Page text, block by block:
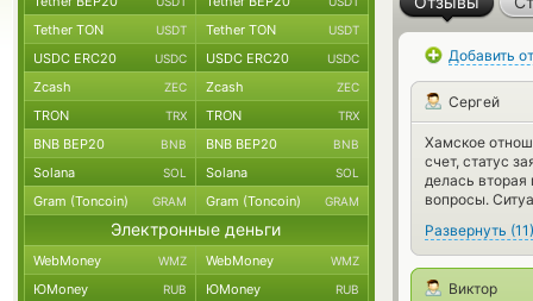
Добавить
Сергей
Хамское
счет, статус
делась вторая
вопросы.
Развернуть (11)
Виктор
Tether TON USDT Tether TON USDT
USDC ERC20 USDC USDC ERC20 USDC
Zcash ZEC Zcash ZEC
TRON TRX TRON TRX
BNB BEP20 BNB BNB BEP20 BNB
Solana SOL Solana SOL
Gram (Toncoin) GRAM Gram (Toncoin) GRAM
Электронные деньги
WebMoney WMZ WebMoney WMZ
ЮMoney RUB ЮMoney RUB